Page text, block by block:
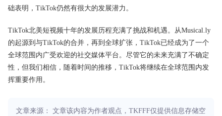
础表明，TikTok仍然有很大的发展潜力。
TikTok北美短视频十年的发展历程充满了挑战和机遇。从Musical.ly
的起源到与TikTok的合并，再到全球扩张，TikTok已经成为了一个
全球范围内广受欢迎的社交媒体平台。尽管它的未来充满了不确定
性，但我们相信，随着时间的推移，TikTok将继续在全球范围内发
挥重要作用。
文章来源： 文章该内容为作者观点，TKFFF仅提供信息存储空